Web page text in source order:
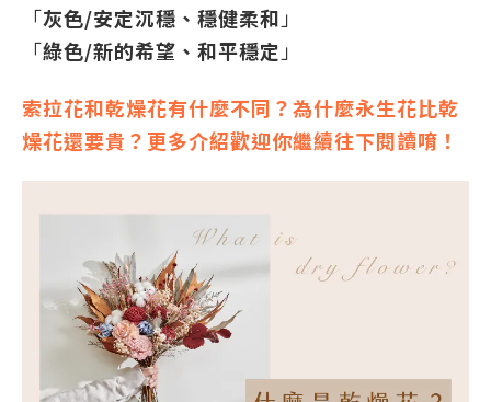
「灰色/安定沉穩、穩健柔和 」
「綠色/新的希望、和平穩定 」
索拉花和乾燥花有什麼不同？為什麼永生花比乾
燥花還要貴？更多介紹歡迎你繼續往下閱讀唷！